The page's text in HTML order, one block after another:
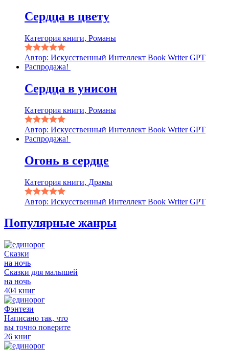
Сердца в цвету
Категория книги, Романы
Автор: Искусственный Интеллект Book Writer GPT
Распродажа!
Сердца в унисон
Категория книги, Романы
Автор: Искусственный Интеллект Book Writer GPT
Распродажа!
Огонь в сердце
Категория книги, Драмы
Автор: Искусственный Интеллект Book Writer GPT
Популярные жанры
Сказки
на ночь
Сказки для малышей
на ночь
404 книг
Фэнтези
Написано так, что
вы точно поверите
26 книг